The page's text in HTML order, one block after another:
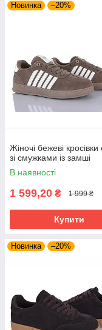
Новинка –20%
Жіночі бежеві
зі смужками із замші
В наявності
1 599,20 ₴ 1 999 ₴
Купити
Новинка –20%